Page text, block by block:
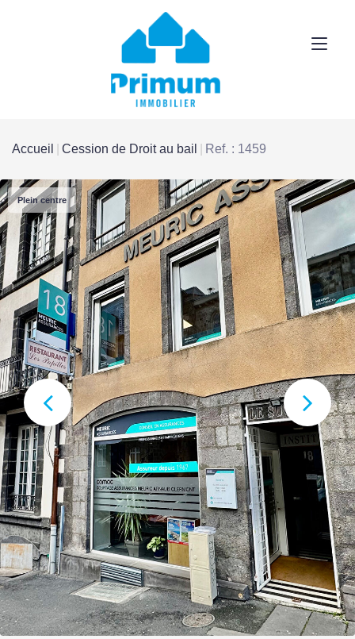
Accueil Cession de Droit au bail Ref. : 1459
Plein centre